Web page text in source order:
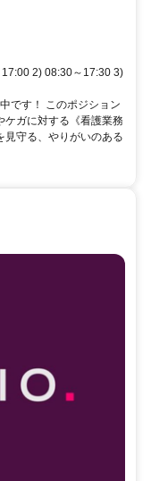
い者支援施設！
2) 08:30～17:30 3)
です！ このポジション
ケガに対する《看護業務
見守る、やりがいのある